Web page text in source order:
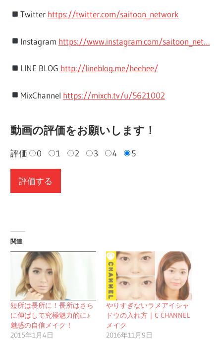
Twitter https://twitter.com/saitoon_network
Instagram https://www.instagram.com/saitoon_net…
LINE BLOG http://lineblog.me/heehee/
MixChannel https://mixch.tv/u/5621002
動画の評価をお願いします！
評価 0 1 2 3 4 5
関連
短所は長所に！長所はさら
に伸ばして究極魅力的に♪
魅惑の自信メイク！
2015年1月4日
やりすぎないラメアイシャ
ドウの入れ方｜C CHANNEL
メイク
2016年11月9日